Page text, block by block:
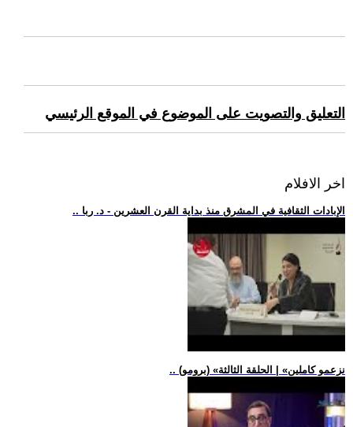
التعليق والتصويت على الموضوع في الموقع الرئيسي
اخر الافلام
.. الإبادات الثقافية في المشرق منذ بداية القرن العشرين - د. ربا
.. (برومو) «نزعمو كاملين» | الحلقة الثالثة